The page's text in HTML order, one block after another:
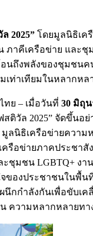
2025” โดยมูลนิธิเค
ภาคีเครือข่าย และ
นถึงพลังของชุมชนค
เท่าเทียมในหลากหล
ทย – เมื่อวันที่ 30 มิถุน
สติวัล 2025” จัดขึ้นอ
มูลนิธิเครือข่ายความ
ครือข่ายภาคประชาสั
ะชุมชน LGBTQ+ งา
ของประชาชนในพื้น
นึกกำลังกันเพื่อขับเ
น ความหลากหลายท